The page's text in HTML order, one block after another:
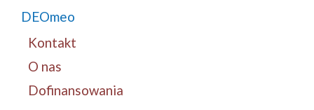
DEOmeo
Kontakt
O nas
Dofinansowania